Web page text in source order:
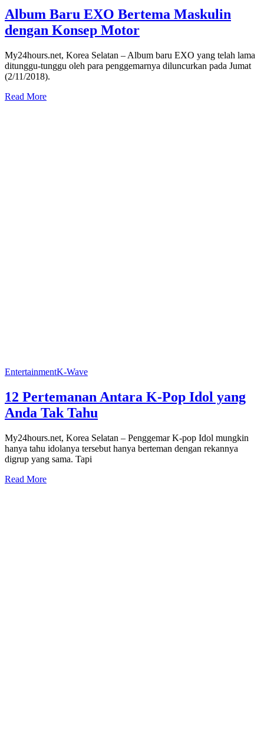
Album Baru EXO Bertema Maskulin
dengan Konsep Motor
My24hours.net, Korea Selatan – Album baru EXO yang telah lama
ditunggu-tunggu oleh para penggemarnya diluncurkan pada Jumat
(2/11/2018).
Read More
EntertainmentK-Wave
12 Pertemanan Antara K-Pop Idol yang
Anda Tak Tahu
My24hours.net, Korea Selatan – Penggemar K-pop Idol mungkin
hanya tahu idolanya tersebut hanya berteman dengan rekannya
digrup yang sama. Tapi
Read More